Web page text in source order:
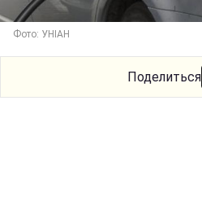
Фото: УНІАН
Поделиться